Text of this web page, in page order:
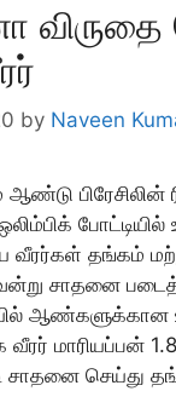
விருதை
by Naveen
பிரேசிலின்
வீரர்கள் தங்கம்
சாதனை
வீரர் மாரியப்பன்
சாதனை செய்து